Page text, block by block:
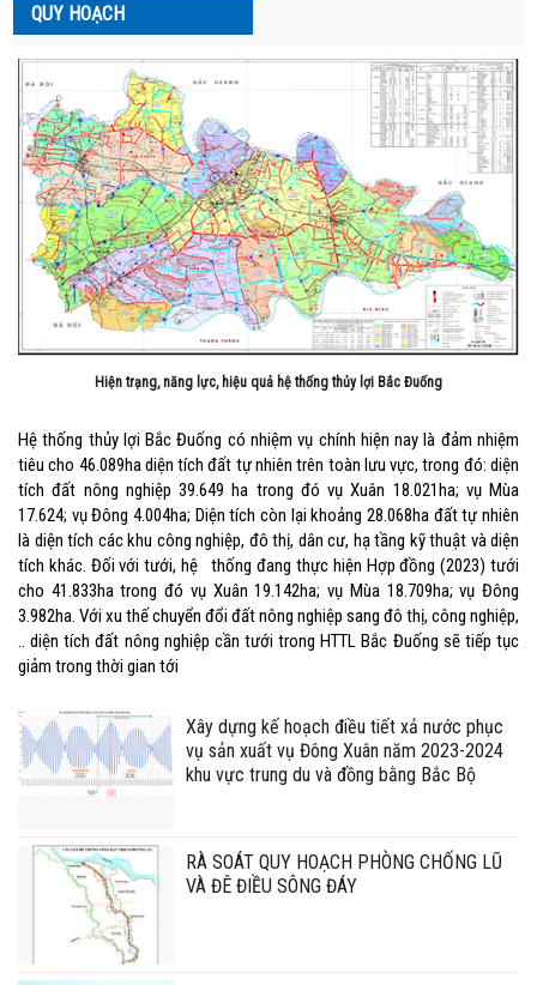
QUY HOẠCH
Hiện trạng, năng lực, hiệu quả hệ thống thủy lợi Bắc Đuống
Hệ thống thủy lợi Bắc Đuống có nhiệm vụ chính hiện nay là đảm nhiệm
tiêu cho 46.089ha diện tích đất tự nhiên trên toàn lưu vực, trong đó: diện
tích đất nông nghiệp 39.649 ha trong đó vụ Xuân 18.021ha; vụ Mùa
17.624; vụ Đông 4.004ha; Diện tích còn lại khoảng 28.068ha đất tự nhiên
là diện tích các khu công nghiệp, đô thị, dân cư, hạ tầng kỹ thuật và diện
tích khác. Đối với tưới, hệ thống đang thực hiện Hợp đồng (2023) tưới
cho 41.833ha trong đó vụ Xuân 19.142ha; vụ Mùa 18.709ha; vụ Đông
3.982ha. Với xu thế chuyển đổi đất nông nghiệp sang đô thị, công nghiệp,
.. diện tích đất nông nghiệp cần tưới trong HTTL Bắc Đuống sẽ tiếp tục
giảm trong thời gian tới
Xây dựng kế hoạch điều tiết xả nước phục
vụ sản xuất vụ Đông Xuân năm 2023-2024
khu vực trung du và đồng bằng Bắc Bộ
RÀ SOÁT QUY HOẠCH PHÒNG CHỐNG LŨ
VÀ ĐÊ ĐIỀU SÔNG ĐÁY